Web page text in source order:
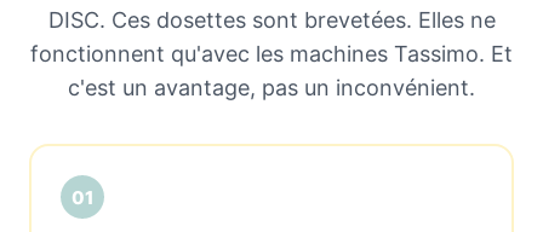
DISC. Ces dosettes sont brevetées. Elles ne
fonctionnent qu'avec les machines Tassimo. Et
c'est un avantage, pas un inconvénient.
01